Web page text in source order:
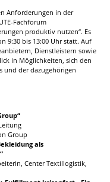
Anforderungen in der
Fachforum
produktiv nutzen“. Es
9:30 bis 13:00 Uhr statt. Auf
Dienstleistern sowie
in Möglichkeiten, sich den
und der dazugehörigen
Group
als
Center Textillogistik,